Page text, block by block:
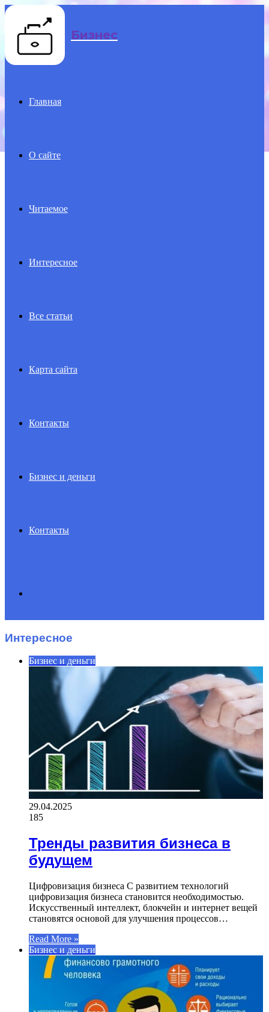
Menu Бизнес
Главная
О сайте
Читаемое
Интересное
Все статьи
Карта сайта
Контакты
Бизнес и деньги
Контакты
for
Интересное
Бизнес и деньги
29.04.2025
185
Тренды развития бизнеса в
будущем
Цифровизация бизнеса С развитием технологий
цифровизация бизнеса становится необходимостью.
Искусственный интеллект, блокчейн и интернет вещей
становятся основой для улучшения процессов…
Read More »
Бизнес и деньги